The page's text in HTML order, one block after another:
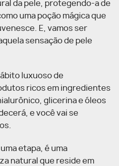
da pele, protegendo-a de
uma poção mágica que
E, vamos ser
sensação de pele
luxuoso de
ricos em ingredientes
glicerina e óleos
e você vai se
etapa, é uma
natural que reside em